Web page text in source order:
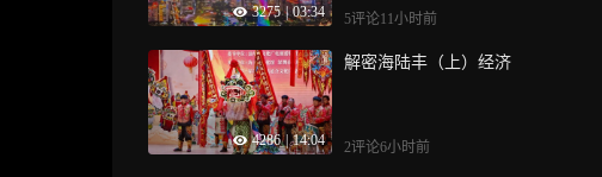
3275 | 03:34 5评论11小时前
4286 14:04
解密海陆丰（上）经济
2评论6小时前